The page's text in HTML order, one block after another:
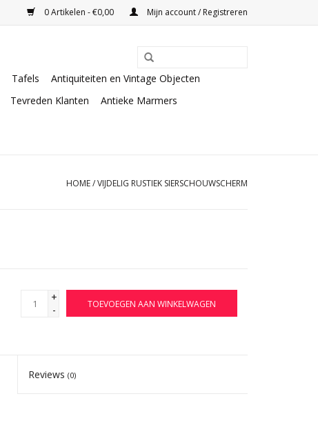
0 Artikelen - €0,00 Mijn account / Registreren
Tafels
Antiquiteiten en Vintage Objecten
Tevreden Klanten
Antieke Marmers
HOME/VIJDELIG RUSTIEK SIERSCHOUWSCHERM
+
-
TOEVOEGEN AAN WINKELWAGEN
Reviews(0)